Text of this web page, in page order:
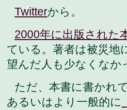
Twitterから。
2000年に出版された
ている。著者は被災地
望んだ人も少なくなか
ただ、本書に書かれ
あるいはより一般的に